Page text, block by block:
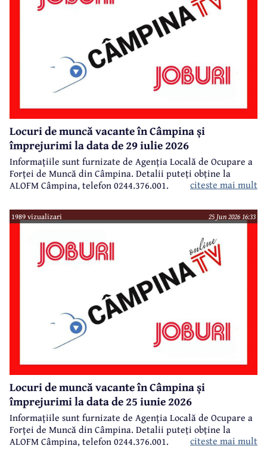
Locuri de muncă vacante în Câmpina și
împrejurimi la data de 29 iulie 2026
Informațiile sunt furnizate de Agenția Locală de Ocupare a
Forței de Muncă din Câmpina. Detalii puteți obține la
ALOFM Câmpina, telefon 0244.376.001.
citeste mai mult
1989 vizualizari 25 Jun 2026 16:33
Locuri de muncă vacante în Câmpina și
împrejurimi la data de 25 iunie 2026
Informațiile sunt furnizate de Agenția Locală de Ocupare a
Forței de Muncă din Câmpina. Detalii puteți obține la
ALOFM Câmpina, telefon 0244.376.001.
citeste mai mult